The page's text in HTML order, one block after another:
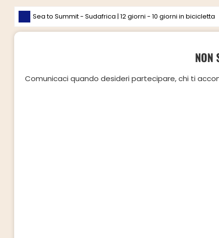
Sea to Summit - Sudafrica | 12 giorni - 10 giorni in bicicletta
NON
Comunicaci quando desideri partecipare, chi ti